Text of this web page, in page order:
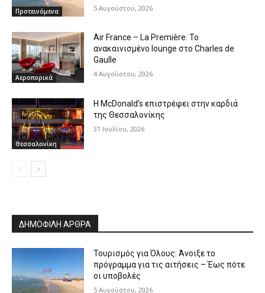
Προτεινόμενα 5 Αυγούστου, 2026
Αεροπορικά
Air France – La Première: Το
ανακαινισμένο lounge στο Charles de
Gaulle
4 Αυγούστου, 2026
Θεσσαλονίκη
Η McDonald’s επιστρέφει στην καρδιά
της Θεσσαλονίκης
31 Ιουλίου, 2026
ΔΗΜΟΦΙΛΗ ΑΡΘΡΑ
Τουρισμός για Όλους: Άνοιξε το
πρόγραμμα για τις αιτήσεις – Έως πότε
οι υποβολές
5 Αυγούστου, 2026